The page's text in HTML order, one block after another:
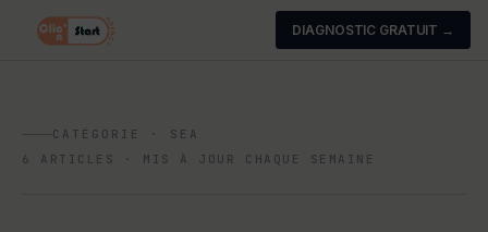
DIAGNOSTIC GRATUIT →
CATÉGORIE · SEA
6
ARTICLES · MIS À JOUR CHAQUE SEMAINE